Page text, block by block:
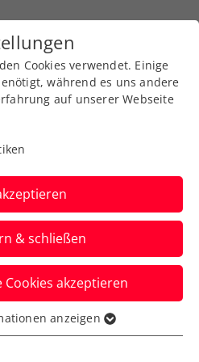
presented
Misolic
schaffen die
Wo Jurij
Ofner draußen
Cookies verwendet. Einige
während es uns andere
auf unserer Webseite
& schließen
Cookies akzeptieren
für grundlegende
anzeigen